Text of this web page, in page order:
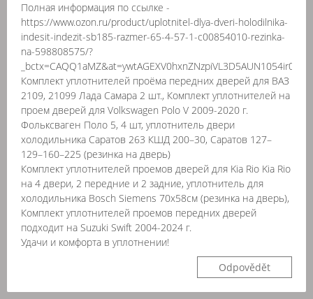
Полная информация по ссылке -
https://www.ozon.ru/product/uplotnitel-dlya-dveri-holodilnika-
indesit-indezit-sb185-razmer-65-4-57-1-c00854010-rezinka-
na-598808575/?
Комплект уплотнителей проёма передних дверей для ВАЗ
2109, 21099 Лада Самара 2 шт., Комплект уплотнителей на
проем дверей для Volkswagen Polo V 2009-2020 г.
Фольксваген Поло 5, 4 шт, уплотнитель двери
холодильника Саратов 263 КШД 200–30, Саратов 127–
129–160–225 (резинка на дверь)
Комплект уплотнителей проемов дверей для Kia Rio Kia Rio
на 4 двери, 2 передние и 2 задние, уплотнитель для
холодильника Bosch Siemens 70x58см (резинка на дверь),
Комплект уплотнителей проемов передних дверей
подходит на Suzuki Swift 2004-2024 г.
Удачи и комфорта в уплотнении!
Odpovědět